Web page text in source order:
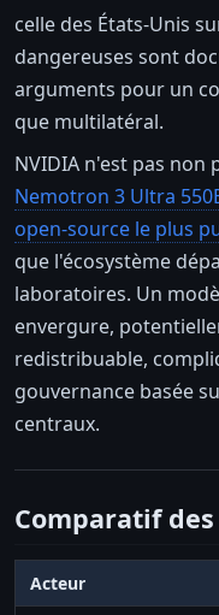
celle des États-Unis
dangereuses sont
arguments pour un
que multilatéral.
NVIDIA n'est pas non
Nemotron 3 Ultra
open-source le plus
que l'écosystème
laboratoires. Un
envergure,
redistribuable,
gouvernance basée
centraux.
Comparatif
Acteur